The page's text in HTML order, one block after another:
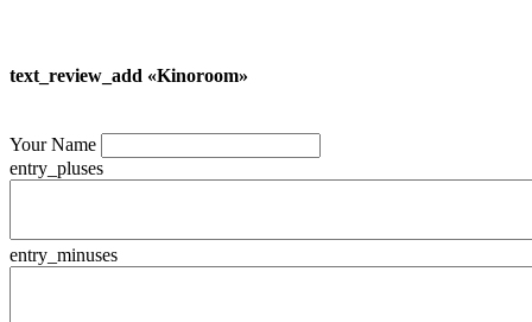
text_review_add «Kinoroom»
Your Name
entry_pluses
entry_minuses